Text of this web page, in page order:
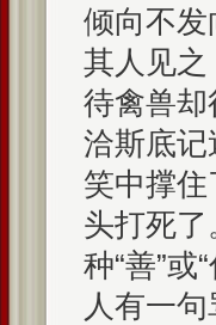
倾向不
其人见
待禽兽
洽斯底
笑中撑
头打死
种“善”或
人有一